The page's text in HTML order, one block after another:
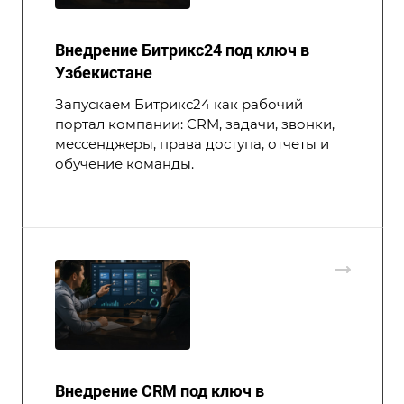
Внедрение Битрикс24 под ключ в
Узбекистане
Запускаем Битрикс24 как рабочий
портал компании: CRM, задачи, звонки,
мессенджеры, права доступа, отчеты и
обучение команды.
Внедрение CRM под ключ в